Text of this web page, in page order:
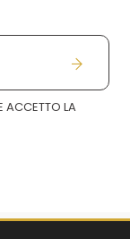
ACCETTO LA